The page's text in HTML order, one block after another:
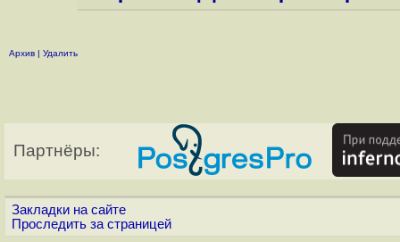
Архив | Удалить
Партнёры:
Закладки на сайте
Проследить за страницей